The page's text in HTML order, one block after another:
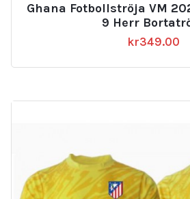
Ghana Fotbollströja VM
9 Herr
kr349.00